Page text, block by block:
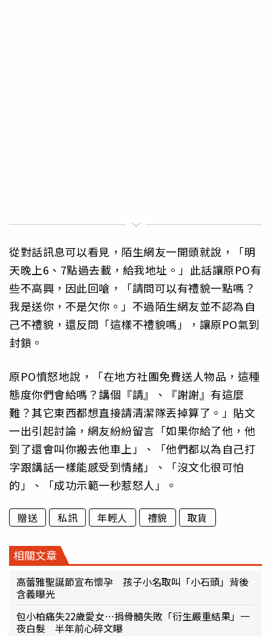
從對話訊息可以看見，陌生網友一開頭就說，「明
天晚上6、7點過去載，給我地址。」此話讓原PO有
些不高興，因此回嗆，「請問可以有禮貌一點嗎？
我是送你，不是欠你。」不過陌生網友並不認為自
己不禮貌，還反問「這樣不禮貌嗎」，讓原PO氣到
封鎖。
原PO憤怒地說，「在地方社團免費送人物品，這種
態度你們會給嗎？講個『請』、『謝謝』有這麼
難？其它東西都想直接請清潔隊丟掉算了。」貼文
一出引起討論，網友紛紛留言「如果你給了他，他
到了還會叫你搬去他車上」、「他們都以為自己打
字跟講話一樣能感受到情緒」、「沒文化很可怕
的」、「成功示範一秒惹怒人」。
贈送 私訊 年輕人 禮貌 取貨
相關文章
高蕾雅聖誕節宣布懷孕 孩子小名取叫「小石頭」背後
含義曝光
包小柏痛失22歲愛女…捐骨髓失敗「衍生嚴重結果」一
夜白髮 半年前心碎文曝